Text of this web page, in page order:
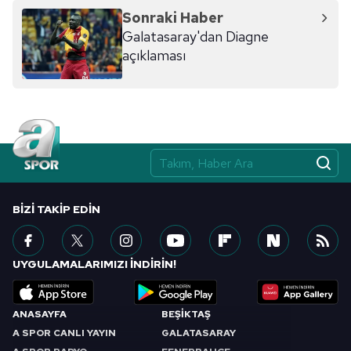
reklam/pazarlama faaliyetlerinin yapılması, amaçlarıyla
sınırlı olarak açık rızanız dahilinde kullanılacaktır.
Çerezlere ilişkin tercihlerinizi aşağıda yer alan panel
Metnimizi
6698 sayılı Kişisel Verilerin Korunması Kanunu uyarınca
hazırlanmış Aydınlatma Metnimizi okumak ve sitemizde
almak için lütfen
Sonraki Haber
Galatasaray'dan Diagne
açıklaması
ANASAYFA
A SPOR CANLI YAYIN
BEŞİKTAŞ
GALATASARAY
BIZI TAKIP EDIN
UYGULAMALARIMIZI İNDİRİN!